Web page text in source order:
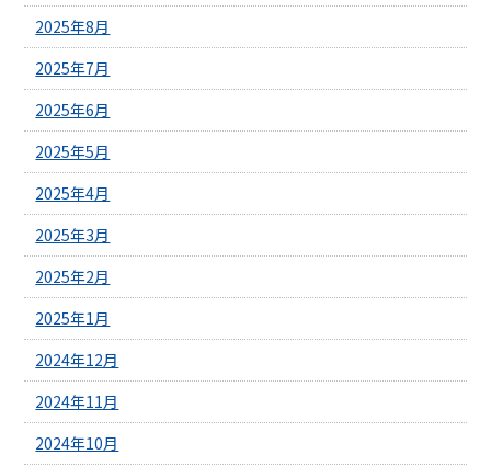
2025年8月
2025年7月
2025年6月
2025年5月
2025年4月
2025年3月
2025年2月
2025年1月
2024年12月
2024年11月
2024年10月